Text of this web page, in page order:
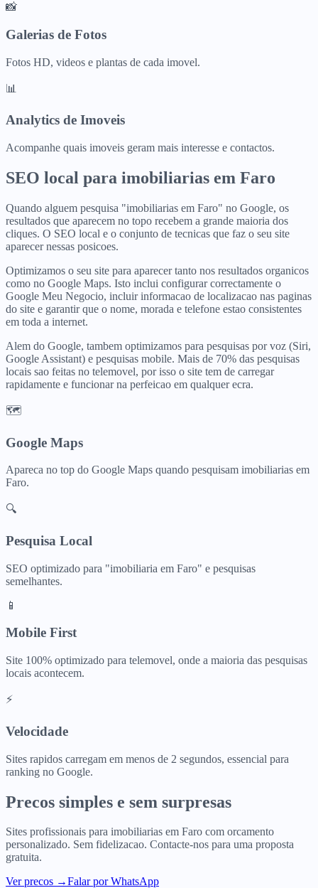
📸
Galerias de Fotos
Fotos HD, videos e plantas de cada imovel.
📊
Analytics de Imoveis
Acompanhe quais imoveis geram mais interesse e contactos.
SEO local para imobiliarias em Faro
Quando alguem pesquisa "imobiliarias em Faro" no Google, os
resultados que aparecem no topo recebem a grande maioria dos
cliques. O SEO local e o conjunto de tecnicas que faz o seu site
aparecer nessas posicoes.
Optimizamos o seu site para aparecer tanto nos resultados organicos
como no Google Maps. Isto inclui configurar correctamente o
Google Meu Negocio, incluir informacao de localizacao nas paginas
do site e garantir que o nome, morada e telefone estao consistentes
em toda a internet.
Alem do Google, tambem optimizamos para pesquisas por voz (Siri,
Google Assistant) e pesquisas mobile. Mais de 70% das pesquisas
locais sao feitas no telemovel, por isso o site tem de carregar
rapidamente e funcionar na perfeicao em qualquer ecra.
🗺️
Google Maps
Apareca no top do Google Maps quando pesquisam imobiliarias em
Faro.
🔍
Pesquisa Local
SEO optimizado para "imobiliaria em Faro" e pesquisas
semelhantes.
📱
Mobile First
Site 100% optimizado para telemovel, onde a maioria das pesquisas
locais acontecem.
⚡
Velocidade
Sites rapidos carregam em menos de 2 segundos, essencial para
ranking no Google.
Precos simples e sem surpresas
Sites profissionais para imobiliarias em Faro com orcamento
personalizado. Sem fidelizacao. Contacte-nos para uma proposta
gratuita.
Ver precos →Falar por WhatsApp